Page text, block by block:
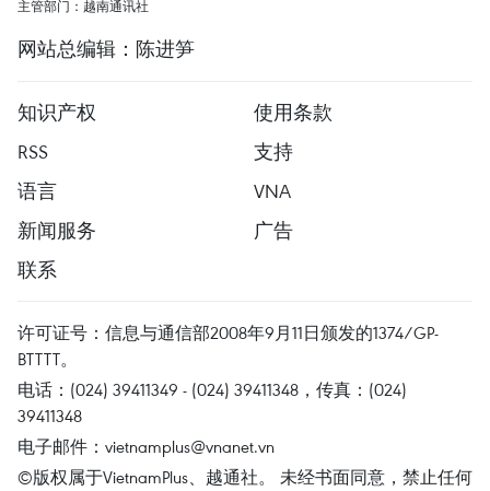
主管部门：越南通讯社
网站总编辑：陈进笋
知识产权
使用条款
RSS
支持
语言
VNA
新闻服务
广告
联系
许可证号：信息与通信部2008年9月11日颁发的1374/GP-
BTTTT。
电话：(024) 39411349 - (024) 39411348，传真：(024)
39411348
电子邮件： vietnamplus@vnanet.vn
©版权属于VietnamPlus、越通社。 未经书面同意，禁止任何